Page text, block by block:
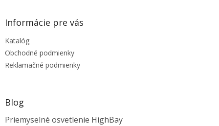
Informácie pre vás
Katalóg
Obchodné podmienky
Reklamačné podmienky
Blog
Priemyselné osvetlenie HighBay